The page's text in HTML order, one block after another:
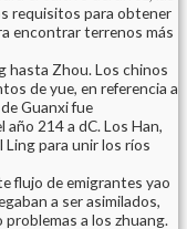
requisitos para obtener
encontrar terrenos más
hasta Zhou. Los chinos
de yue, en referencia a
Guanxi fue
214 a dC. Los Han,
Ling para unir los ríos
flujo de emigrantes yao
a ser asimilados,
a los zhuang.